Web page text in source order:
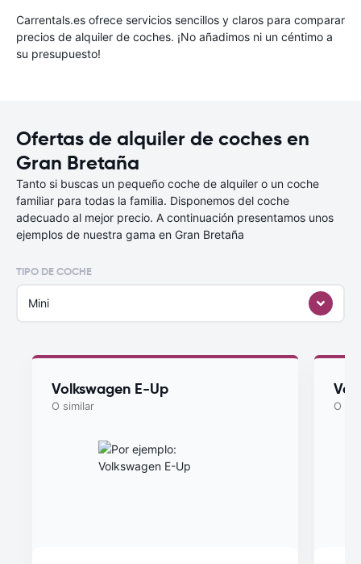
Carrentals.es ofrece servicios sencillos y claros para comparar
precios de alquiler de coches. ¡No añadimos ni un céntimo a
su presupuesto!
Ofertas de alquiler de coches en
Gran Bretaña
Tanto si buscas un pequeño coche de alquiler o un coche
familiar para todas la familia. Disponemos del coche
adecuado al mejor precio. A continuación presentamos unos
ejemplos de nuestra gama en Gran Bretaña
TIPO DE COCHE
Mini
Volkswagen E-Up
O similar O